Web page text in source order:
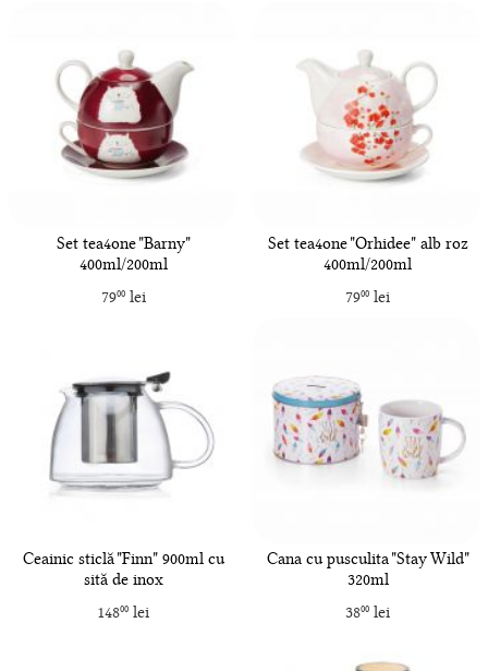
Set tea4one "Barny"
400ml/200ml
7900lei
Set tea4one "Orhidee" alb roz
400ml/200ml
7900lei
Ceainic sticlă "Finn" 900ml cu
sită de inox
14800 lei
Cana cu pusculita "Stay Wild"
320ml
3800lei